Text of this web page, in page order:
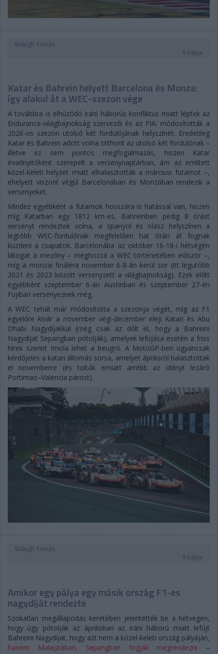
Balogh Tamás
9 napja
Katar és Bahrein helyett Barcelona és Monza:
így alakul át a WEC-szezon vége
A továbbra is elhúzódó iráni háborús konfliktus miatt léptek az
Endurance-világbajnokság szervezői és az FIA: módosították a
2026-os szezon utolsó két fordulójának helyszínét. Eredetileg
Katar és Bahrein adott volna otthont az utolsó két fordulónak –
illetve ez sem pontos megfogalmazás, hiszen Katar
évadnyitóként szerepelt a versenynaptárban, ám az említett
közel-keleti helyzet miatt elhalasztották a márciusi futamot –,
ehelyett viszont végül Barcelonában és Monzában rendezik a
versenyeket.
Mindez egyébként a futamok hosszára is hatással van, hiszen
míg Katarban egy 1812 km-es, Bahreinben pedig 8 órást
versenyt rendeztek volna, a spanyol és olasz helyszínen a
legtöbb WEC-fordulónak megfelelően hat órán át fognak
küzdeni a csapatok. Barcelonába az október 16-18-i hétvégén
látogat a mezőny – méghozzá a WEC történetében először –,
míg a monzai fináléra november 6-8-án kerül sor (itt legutóbb
2021 és 2023 között versenyzett a világbajnokság). Ezek előtt
egyébként szeptember 6-án Austinban és szeptember 27-én
Fujiban versenyeznek még.
A WEC tehát már módosította a szezonja végét, míg az F1
egyelőre kivár a november végi-december eleji Katari és Abu
Dhabi Nagydíjakkal (még csak az dőlt el, hogy a Bahreini
Nagydíjat Sepangban pótolják), amelyek lefújása esetén a friss
hírek szerint Imola lehet a beugró. A MotoGP-ben ugyancsak
kérdőjeles a katari állomás sorsa, amelyet áprilisról halasztottak
el novemberre (és tolták emiatt arrébb az idényt lezáró
Portimao–Valencia párost).
Balogh Tamás
9 napja
Amikor egy pálya egy másik ország F1-es
nagydíját rendezte
Szokatlan megállapodás keretében jelentették be a hétvégén,
hogy úgy pótolják az áprilisban az iráni háború miatt lefújt
Bahreini Nagydíjat, hogy azt nem a közel-keleti ország pályáján,
hanem Malajziában, Sepangban fogják megrendezni –